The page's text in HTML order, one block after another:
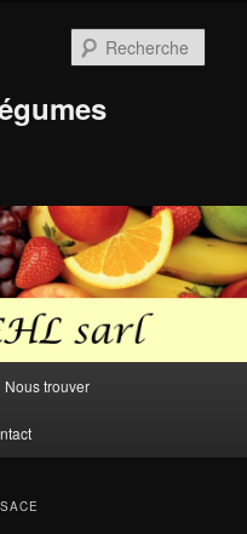
Nous trouver